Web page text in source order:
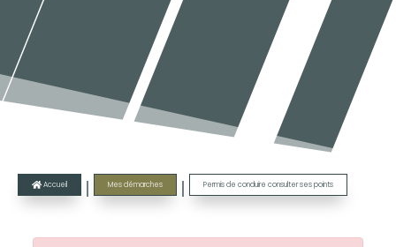
 Accueil | Mes démarches | Permis de conduire consulter ses points